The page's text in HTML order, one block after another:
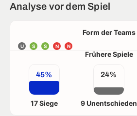
Analyse vor dem Spiel
Form der Teams
U S S N N
Frühere Spiele
45%
17 Siege
24%
9 Unentschieden